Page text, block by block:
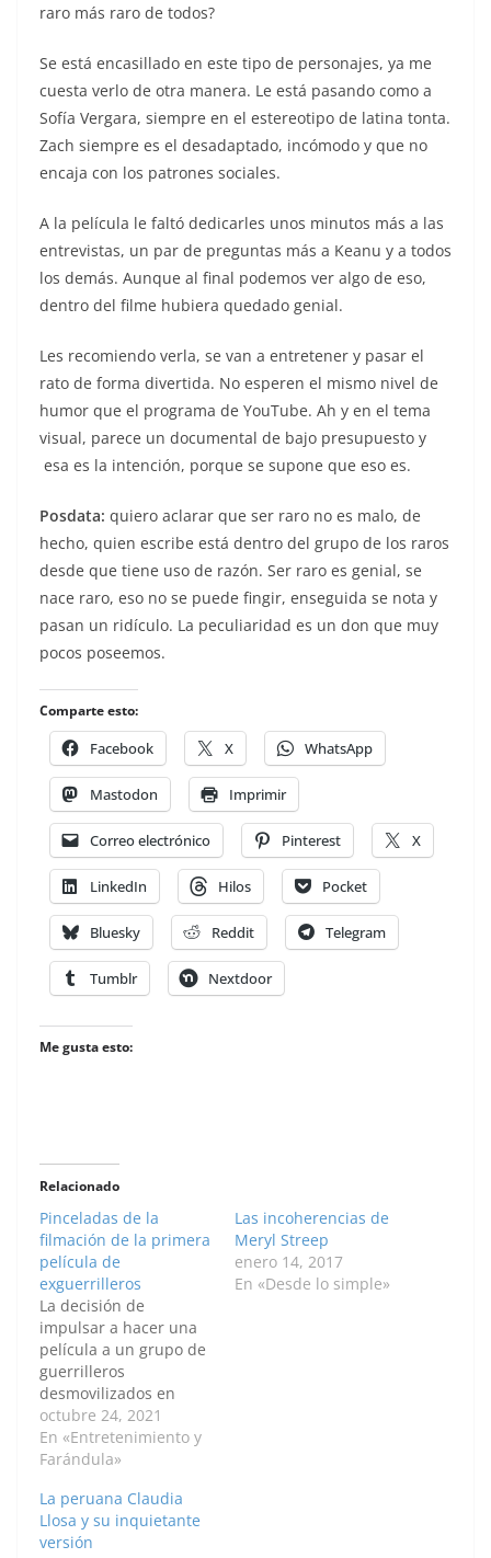
raro más raro de todos?
Se está encasillado en este tipo de personajes, ya me
cuesta verlo de otra manera. Le está pasando como a
Sofía Vergara, siempre en el estereotipo de latina tonta.
Zach siempre es el desadaptado, incómodo y que no
encaja con los patrones sociales.
A la película le faltó dedicarles unos minutos más a las
entrevistas, un par de preguntas más a Keanu y a todos
los demás. Aunque al final podemos ver algo de eso,
dentro del filme hubiera quedado genial.
Les recomiendo verla, se van a entretener y pasar el
rato de forma divertida. No esperen el mismo nivel de
humor que el programa de YouTube. Ah y en el tema
visual, parece un documental de bajo presupuesto y
esa es la intención, porque se supone que eso es.
Posdata: quiero aclarar que ser raro no es malo, de
hecho, quien escribe está dentro del grupo de los raros
desde que tiene uso de razón. Ser raro es genial, se
nace raro, eso no se puede fingir, enseguida se nota y
pasan un ridículo. La peculiaridad es un don que muy
pocos poseemos.
Comparte esto:
Facebook X WhatsApp
Mastodon Imprimir
Correo electrónico Pinterest X
LinkedIn Hilos Pocket
Bluesky Reddit Telegram
Tumblr Nextdoor
Me gusta esto:
Relacionado
Pinceladas de la
filmación de la primera
película de
exguerrilleros
La decisión de
impulsar a hacer una
película a un grupo de
guerrilleros
desmovilizados en
Colombia a partir del
acuerdo de paz de
2016 entre el Gobierno
de una apuesta
inédita, una fuente de
situaciones curiosas
octubre 24, 2021
En «Entretenimiento y
Farándula»
Las incoherencias de
Meryl Streep
enero 14, 2017
En «Desde lo simple»
La peruana Claudia
Llosa y su inquietante
versión